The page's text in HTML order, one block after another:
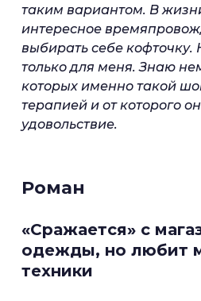
таким вариантом. В
интересное
выбирать себе кофточку.
только для меня. Знаю
которых именно такой
терапией и от которого
удовольствие.
Роман
«Сражается» с
одежды, но любит
техники